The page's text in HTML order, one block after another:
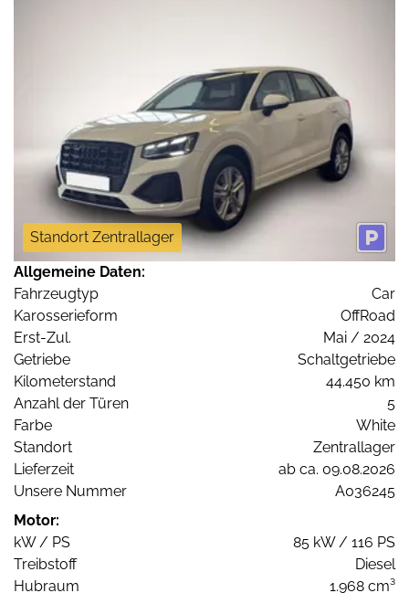
Standort Zentrallager
Allgemeine Daten:
Fahrzeugtyp
Car
Karosserieform
OffRoad
Erst-Zul.
Mai / 2024
Getriebe
Schaltgetriebe
Kilometerstand
44.450 km
Anzahl der Türen
5
Farbe
White
Standort
Zentrallager
Lieferzeit
ab ca. 09.08.2026
Unsere Nummer
A036245
Motor:
kW / PS
85 kW / 116 PS
Treibstoff
Diesel
Hubraum
1.968 cm³